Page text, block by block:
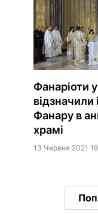
Фанаріоти
відзначили
Фанару в
храмі
13 Червня 2021